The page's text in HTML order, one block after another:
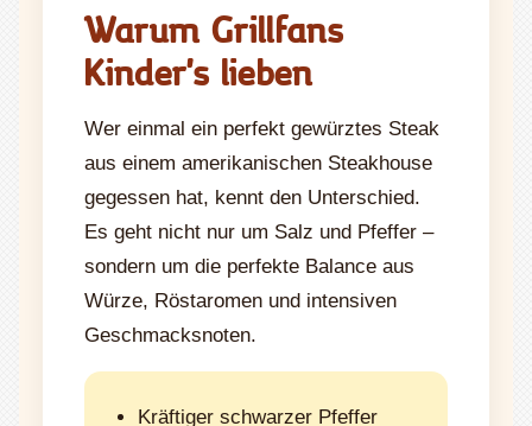
Warum Grillfans
Kinder's lieben
Wer einmal ein perfekt gewürztes Steak
aus einem amerikanischen Steakhouse
gegessen hat, kennt den Unterschied.
Es geht nicht nur um Salz und Pfeffer –
sondern um die perfekte Balance aus
Würze, Röstaromen und intensiven
Geschmacksnoten.
Kräftiger schwarzer Pfeffer